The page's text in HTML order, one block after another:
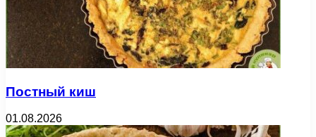
Постный киш
01.08.2026